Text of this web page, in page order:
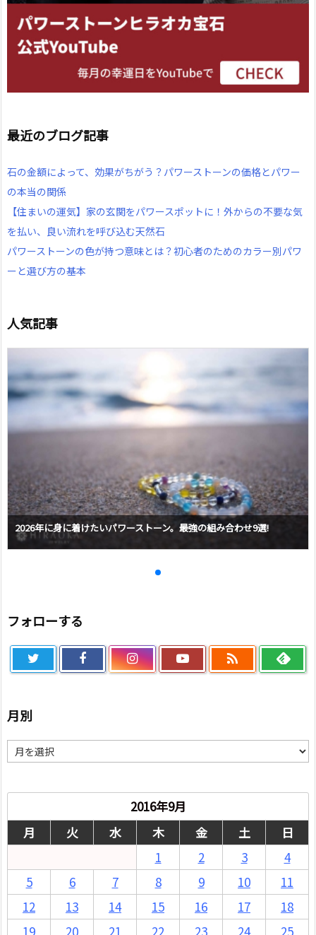
最近のブログ記事
石の金額によって、効果がちがう？パワーストーンの価格とパワー
の本当の関係
【住まいの運気】家の玄関をパワースポットに！外からの不要な気
を払い、良い流れを呼び込む天然石
パワーストーンの色が持つ意味とは？初心者のためのカラー別パワ
ーと選び方の基本
人気記事
2026年に身に着けたいパワーストーン。最強の組み合わせ9選!
フォローする

月別
別
2016年9月
月
火 水 木 金 土
日
1
2 3
4
5
6 7 8 9 10
11
12
13 14 15 16 17
18
19
20 21 22 23 24 25